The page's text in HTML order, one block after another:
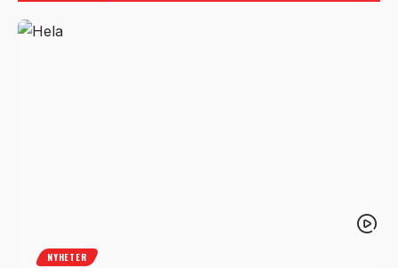
NYHETER